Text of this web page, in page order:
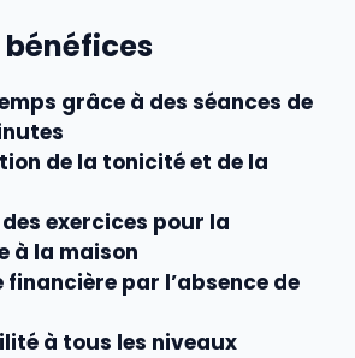
grâce à des séances de
de la tonicité et de la
exercices pour la
à la maison
financière par l’absence de
à tous les niveaux